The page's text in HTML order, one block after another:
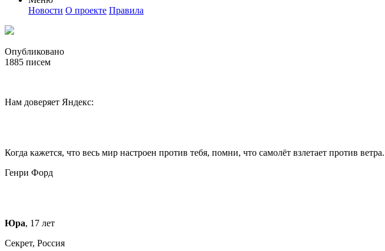
Новости О проекте Правила
Опубликовано
1885 писем
Нам доверяет Яндекс:
Когда кажется, что весь мир настроен против тебя, помни, что самолёт взлетает против ветра.
Генри Форд
Юра, 17 лет
Секрет, Россия